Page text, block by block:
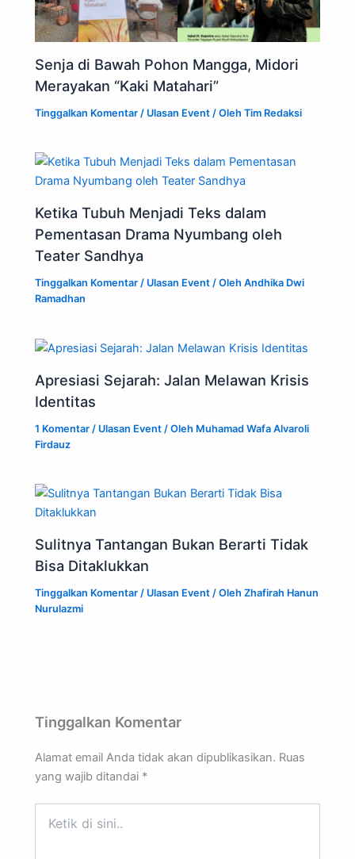
Senja di Bawah Pohon Mangga, Midori
Merayakan “Kaki Matahari”
Tinggalkan Komentar / Ulasan Event / OlehTim Redaksi
Ketika Tubuh Menjadi Teks dalam
Pementasan Drama Nyumbang oleh
Teater Sandhya
Tinggalkan Komentar / Ulasan Event / OlehAndhika Dwi
Ramadhan
Apresiasi Sejarah: Jalan Melawan Krisis
Identitas
1 Komentar / Ulasan Event / Oleh Muhamad Wafa Alvaroli
Firdauz
Sulitnya Tantangan Bukan Berarti Tidak
Bisa Ditaklukkan
Tinggalkan Komentar / Ulasan Event / OlehZhafirah Hanun
Nurulazmi
Tinggalkan Komentar
Alamat email Anda tidak akan dipublikasikan. Ruas
yang wajib ditandai *